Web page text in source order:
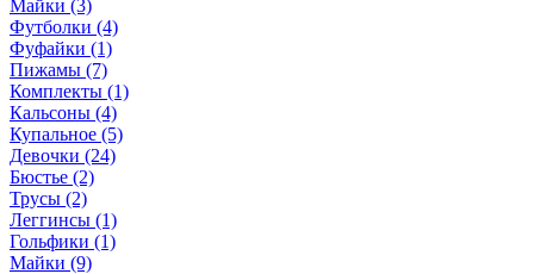
Майки (3)
Футболки (4)
Фуфайки (1)
Пижамы (7)
Комплекты (1)
Кальсоны (4)
Купальное (5)
Девочки (24)
Бюстье (2)
Трусы (2)
Леггинсы (1)
Гольфики (1)
Майки (9)